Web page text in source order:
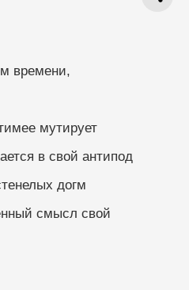
времени,
мутирует
в свой антипод
догм
смысл свой